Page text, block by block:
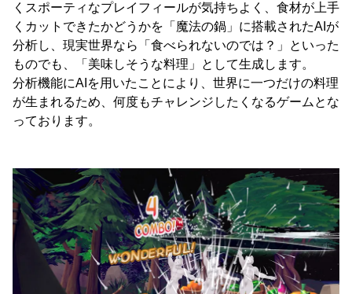
くスポーティなプレイフィールが気持ちよく、食材が上手
くカットできたかどうかを「魔法の鍋」に搭載されたAIが
分析し、現実世界なら「食べられないのでは？」といった
ものでも、「美味しそうな料理」として生成します。
分析機能にAIを用いたことにより、世界に一つだけの料理
が生まれるため、何度もチャレンジしたくなるゲームとな
っております。